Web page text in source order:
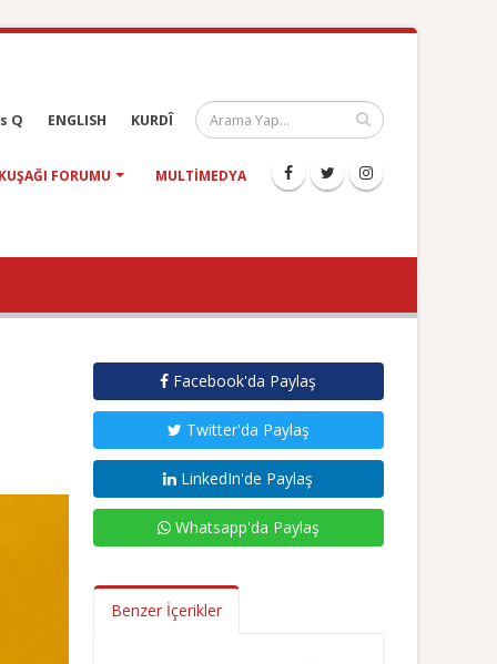
Q ENGLISH KURDÎ
FORUMU MULTIMEDYA
Facebook'da Paylaş
Twitter'da Paylaş
LinkedIn'de Paylaş
Whatsapp'da Paylaş
Benzer İçerikler